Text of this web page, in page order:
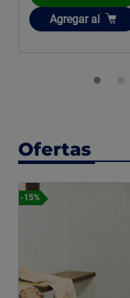
Agotado
Ofertas
-15%